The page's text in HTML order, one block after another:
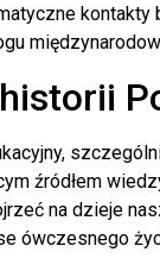
kontakty
źródłem
na dzieje
ówczesnego